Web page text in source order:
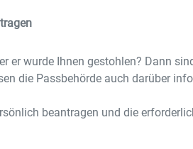
er wurde Ihnen gestohlen? Dann
die Passbehörde auch darüber
beantragen und die